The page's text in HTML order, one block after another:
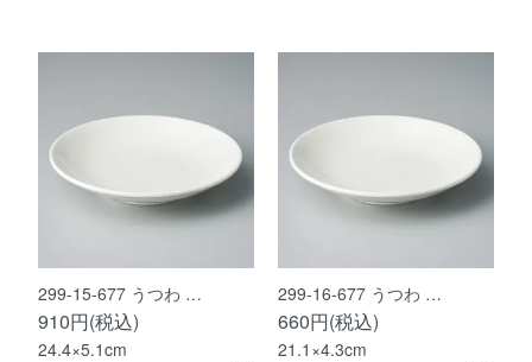
299-15-677 うつわ …
910円(税込)
24.4×5.1cm
299-16-677 うつわ …
660円(税込)
21.1×4.3cm